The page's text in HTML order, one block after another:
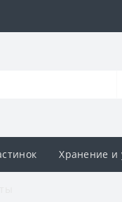
Хранение и